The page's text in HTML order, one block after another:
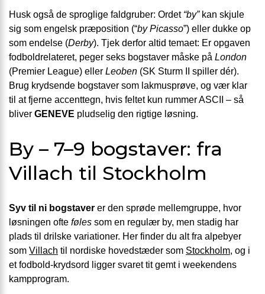
Husk også de sproglige faldgruber: Ordet “by”kan skjule
sig som engelsk præposition (“by Picasso”) eller dukke op
som endelse (Derby). Tjek derfor altid temaet: Er opgaven
fodboldrelateret, peger seks bogstaver måske på London
(Premier League) eller Leoben (SK Sturm II spiller dér).
Brug krydsende bogstaver som lakmusprøve, og vær klar
til at fjerne accenttegn, hvis feltet kun rummer ASCII – så
bliver GENEVE pludselig den rigtige løsning.
By – 7–9 bogstaver: fra
Villach til Stockholm
Syv til ni bogstaver er den sprøde mellemgruppe, hvor
løsningen ofte føles som en regulær by, men stadig har
plads til drilske variationer. Her finder du alt fra alpebyer
som Villach til nordiske hovedstæder som Stockholm, og i
et fodbold-krydsord ligger svaret tit gemt i weekendens
kampprogram.